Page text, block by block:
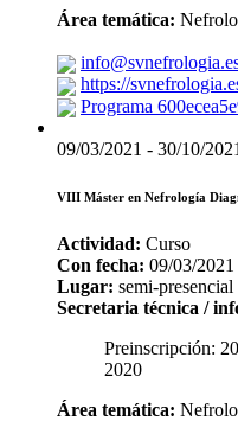
Área temática:
https://
Programa
09/03/2021 - 30/10/2021
VIII Máster en Nefrología
Actividad: Curso
Con fecha: 09/03/2021
Lugar: semi-presencial
Secretaria técnica /
Preinscripción:
2020
Área temática: